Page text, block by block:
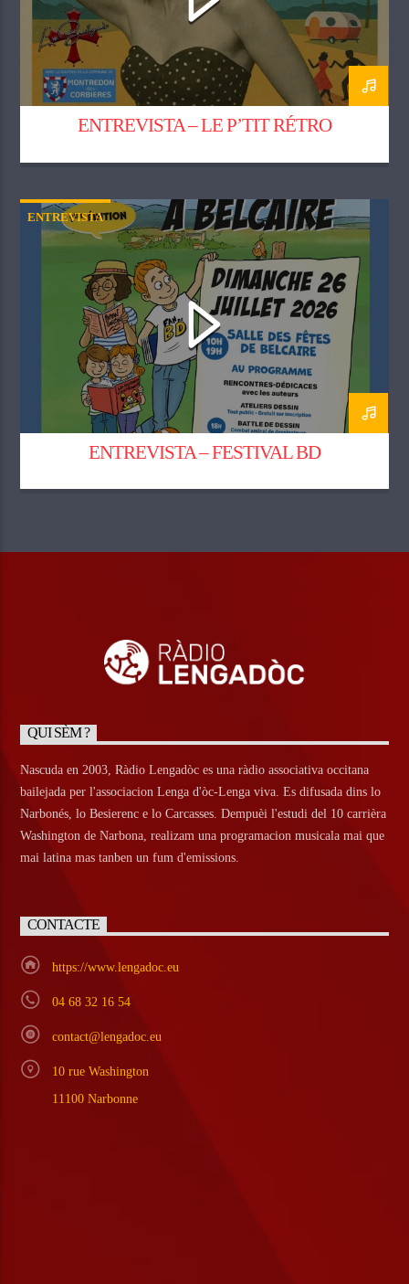
ENTREVISTA – LE P’TIT RÉTRO
ENTREVISTA
ENTREVISTA – FESTIVAL BD
QUI SÈM ?
Nascuda en 2003, Ràdio Lengadòc es una ràdio associativa occitana
bailejada per l'associacion Lenga d'òc-Lenga viva. Es difusada dins lo
Narbonés, lo Besierenc e lo Carcasses. Dempuèi l'estudi del 10 carrièra
Washington de Narbona, realizam una programacion musicala mai que
mai latina mas tanben un fum d'emissions.
CONTACTE
https://www.lengadoc.eu
04 68 32 16 54
contact@lengadoc.eu
10 rue Washington
11100 Narbonne